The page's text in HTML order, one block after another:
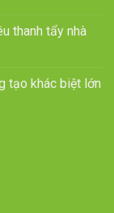
thanh tẩy nhà
tạo khác biệt lớn